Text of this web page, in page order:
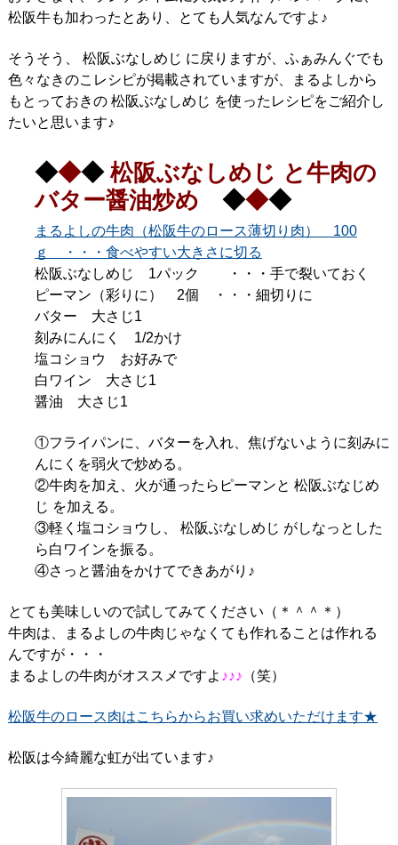
松阪牛も加わったとあり、とても人気なんですよ♪
そうそう、 松阪ぶなしめじ に戻りますが、ふぁみんぐでも
色々なきのこレシピが掲載されていますが、まるよしから
もとっておきの 松阪ぶなしめじ を使ったレシピをご紹介し
たいと思います♪
◆◆◆ 松阪ぶなしめじ と牛肉の
バター醤油炒め ◆◆◆
まるよしの牛肉（松阪牛のロース薄切り肉） 100
ｇ ・・・食べやすい大きさに切る
松阪ぶなしめじ 1パック ・・・手で裂いておく
ピーマン（彩りに） 2個 ・・・細切りに
バター 大さじ1
刻みにんにく 1/2かけ
塩コショウ お好みで
白ワイン 大さじ1
醤油 大さじ1
①フライパンに、バターを入れ、焦げないように刻みに
んにくを弱火で炒める。
②牛肉を加え、火が通ったらピーマンと 松阪ぶなじめ
じ を加える。
③軽く塩コショウし、 松阪ぶなしめじ がしなっとした
ら白ワインを振る。
④さっと醤油をかけてできあがり♪
とても美味しいので試してみてください（＊＾＾＊）
牛肉は、まるよしの牛肉じゃなくても作れることは作れる
んですが・・・
まるよしの牛肉がオススメですよ ♪♪♪ （笑）
松阪牛のロース肉はこちらからお買い求めいただけます★
松阪は今綺麗な虹が出ています♪